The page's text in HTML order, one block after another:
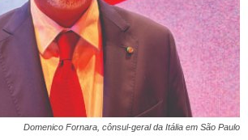
Domenico Fornara, cônsul-geral da Itália em São Paulo